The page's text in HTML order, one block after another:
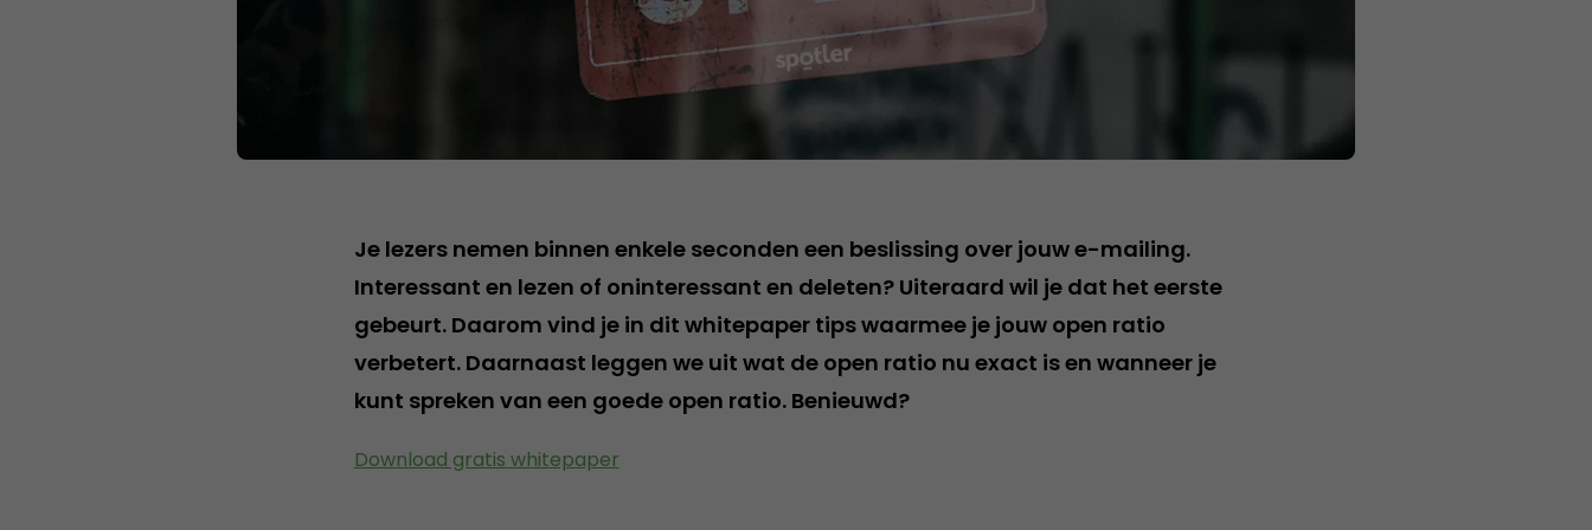
Je lezers nemen binnen enkele seconden een beslissing over jouw e-mailing.
Interessant en lezen of oninteressant en deleten? Uiteraard wil je dat het eerste
gebeurt. Daarom vind je in dit whitepaper tips waarmee je jouw open ratio
verbetert. Daarnaast leggen we uit wat de open ratio nu exact is en wanneer je
kunt spreken van een goede open ratio. Benieuwd?
Download gratis whitepaper